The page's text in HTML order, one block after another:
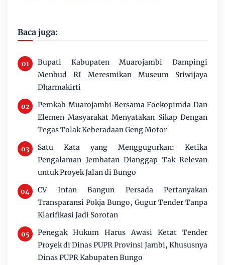
Baca juga:
Bupati Kabupaten Muarojambi Dampingi
Menbud RI Meresmikan Museum Sriwijaya
Dharmakirti
Pemkab Muarojambi Bersama Foekopimda Dan
Elemen Masyarakat Menyatakan Sikap Dengan
Tegas Tolak Keberadaan Geng Motor
Satu Kata yang Menggugurkan: Ketika
Pengalaman Jembatan Dianggap Tak Relevan
untuk Proyek Jalan di Bungo
CV Intan Bangun Persada Pertanyakan
Transparansi Pokja Bungo, Gugur Tender Tanpa
Klarifikasi Jadi Sorotan
Penegak Hukum Harus Awasi Ketat Tender
Proyek di Dinas PUPR Provinsi Jambi, Khususnya
Dinas PUPR Kabupaten Bungo